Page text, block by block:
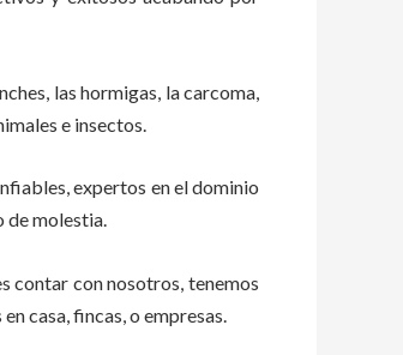
las hormigas, la carcoma,
e insectos.
expertos en el dominio
de molestia.
contar con nosotros, tenemos
casa, fincas, o empresas.